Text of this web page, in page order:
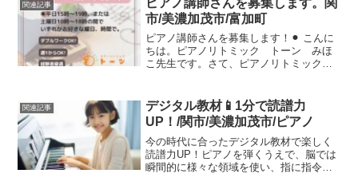
なのです音符の理解...
関連記事
ピアノ講師さんを募集します。関
市/美濃加茂市/富加町
ピアノ講師さんを募集します！⚫︎ こんに
ちは。ピアノリトミック トーン みほ
こ先生です。さて、ピアノリトミック
室の理念は、みんな違ってみんな良い！
十人十色、十人十音(...
関連記事
デジタル教材📱1分で読譜力
UP！/関市/美濃加茂市/ピアノ
今の時代に合ったデジタル教材で楽しく
読譜力UP！ピアノを弾くうえで、脳では
瞬間的に様々な領域を使い、指に指令を